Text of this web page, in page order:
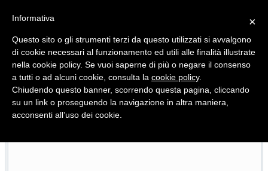
Quotidiano d'informazione distribuito in Molise con
×
Informativa
Questo sito o gli strumenti terzi da questo utilizzati si avvalgono
di cookie necessari al funzionamento ed utili alle finalità illustrate
nella cookie policy. Se vuoi saperne di più o negare il consenso
a tutti o ad alcuni cookie, consulta la cookie policy.
Chiudendo questo banner, scorrendo questa pagina, cliccando
su un link o proseguendo la navigazione in altra maniera,
acconsenti all’uso dei cookie.